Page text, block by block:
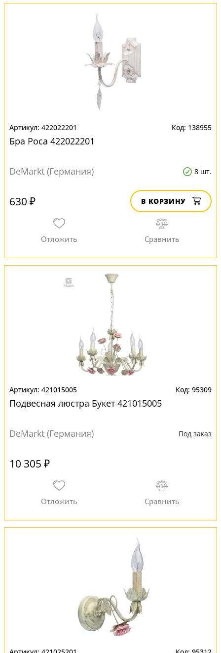
422022201 138955
Бра Роса 422022201
DeMarkt (Германия) 8 шт.
630 ₽ В КОРЗИНУ
421015005 95309
Подвесная люстра Букет 421015005
DeMarkt (Германия) Под заказ
10 305 ₽